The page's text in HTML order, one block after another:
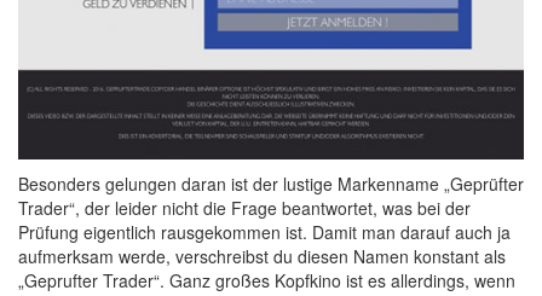
Besonders gelungen daran ist der lustige Markenname „Geprüfter
Trader“, der leider nicht die Frage beantwortet, was bei der
Prüfung eigentlich rausgekommen ist. Damit man darauf auch ja
aufmerksam werde, verschreibst du diesen Namen konstant als
„Geprufter Trader“. Ganz großes Kopfkino ist es allerdings, wenn